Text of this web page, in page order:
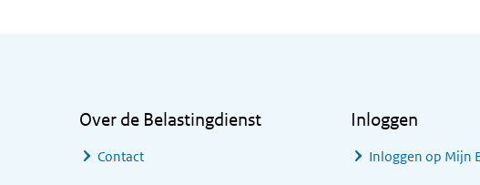
Over de Belastingdienst
Contact
Inloggen
Inloggen op Mijn